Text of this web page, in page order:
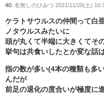
40: 名無しのひみつ 2021/11/20(土)
ケラトサウルスの仲間って白
ノタウルスみたいに
頭が丸くて半端に大きくてそ
挙句は共食いしたとか変な話
指の数が多い(4本の種類も多
んだが
前足の退化の度合いが極度に